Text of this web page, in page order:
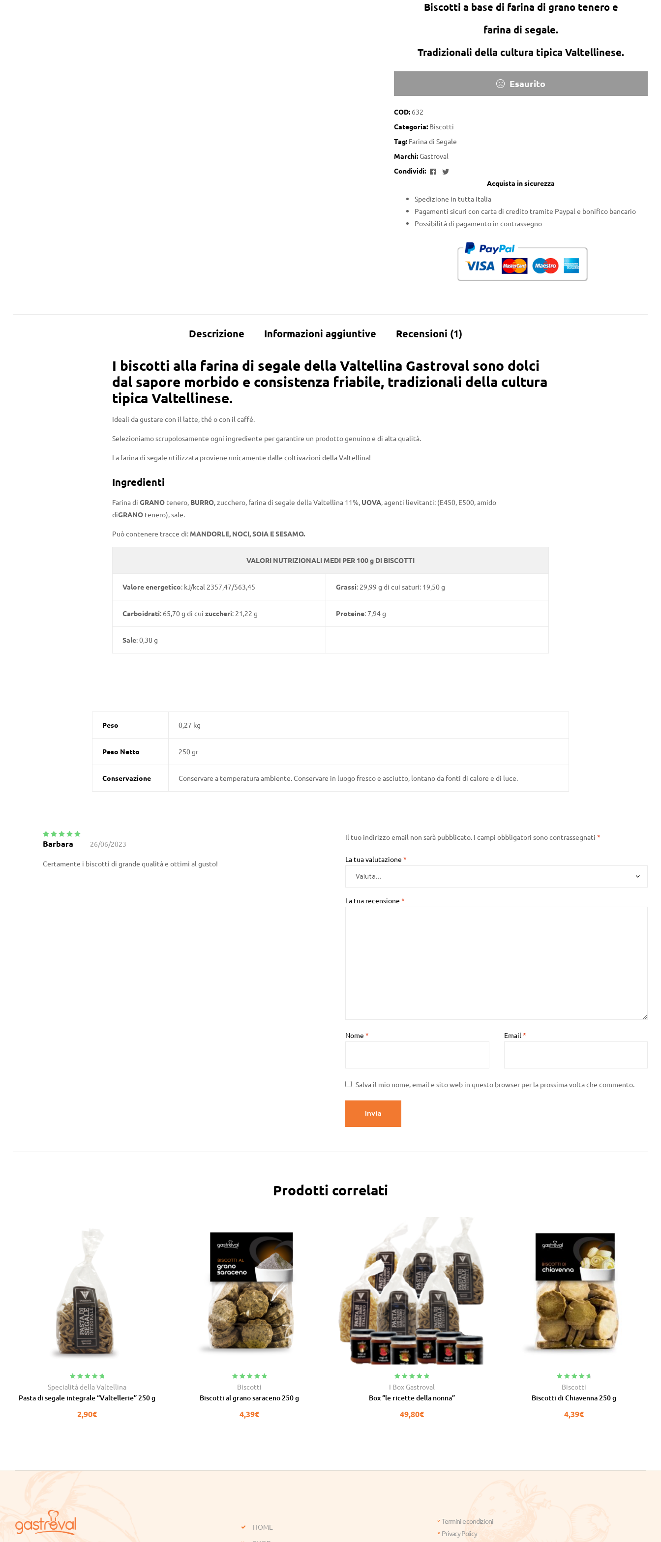
Biscotti a base di farina di grano tenero e
farina di segale.
Tradizionali della cultura tipica Valtellinese.
Esaurito
COD: 632
Categoria: Biscotti
Tag: Farina di Segale
Marchi:Gastroval
Condividi:
Facebook
Twitter
Acquista in sicurezza
Spedizione in tutta Italia
Pagamenti sicuri con carta di credito tramite Paypal e bonifico bancario
Possibilità di pagamento in contrassegno
Descrizione Informazioni aggiuntive Recensioni (1)
I biscotti alla farina di segale della Valtellina Gastroval sono dolci
dal sapore morbido e consistenza friabile, tradizionali della cultura
tipica Valtellinese.
Ideali da gustare con il latte, thé o con il caffé.
Selezioniamo scrupolosamente ogni ingrediente per garantire un prodotto genuino e di alta qualità.
La farina di segale utilizzata proviene unicamente dalle coltivazioni della Valtellina!
Ingredienti
Farina di GRANO tenero, BURRO, zucchero, farina di segale della Valtellina 11%, UOVA, agenti lievitanti: (E450, E500, amido
diGRANO tenero), sale.
Può contenere tracce di: MANDORLE, NOCI, SOIA E SESAMO.
VALORI NUTRIZIONALI MEDI PER 100 g DI BISCOTTI
Valore energetico: kJ/kcal 2357,47/563,45 Grassi: 29,99 g di cui saturi: 19,50 g
Carboidrati: 65,70 g di cui zuccheri: 21,22 g Proteine: 7,94 g
Sale: 0,38 g
Peso 0,27 kg
Peso Netto 250 gr
Conservazione Conservare a temperatura ambiente. Conservare in luogo fresco e asciutto, lontano da fonti di calore e di luce.
Valutato5su
Barbara 26/06/2023
Certamente i biscotti di grande qualità e ottimi al gusto!
Il tuo indirizzo email non sarà pubblicato. I campi obbligatori sono contrassegnati *
La tua valutazione *
La tua recensione *
Nome * Email *
Salva il mio nome, email e sito web in questo browser per la prossima volta che commento.
Prodotti correlati
Valutato
5.00
Specialità della Valtellina
Pasta di segale integrale “Valtellerie” 250 g
2,90€
Valutato 5.00
Biscotti
Biscotti al grano saraceno 250 g
4,39€
Valutato 5.00
I Box Gastroval
Box “le ricette della nonna”
49,80€
Valutato
4.78
Biscotti
Biscotti di Chiavenna 250 g
4,39€
HOME
Termini e condizioni
Privacy Policy